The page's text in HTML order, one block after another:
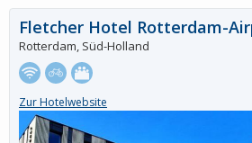
Fletcher Hotel Rotterdam-
Rotterdam, Süd-Holland
Zur Hotelwebsite